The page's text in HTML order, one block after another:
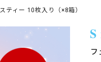
ティー 10枚入り（×8箱）
フ